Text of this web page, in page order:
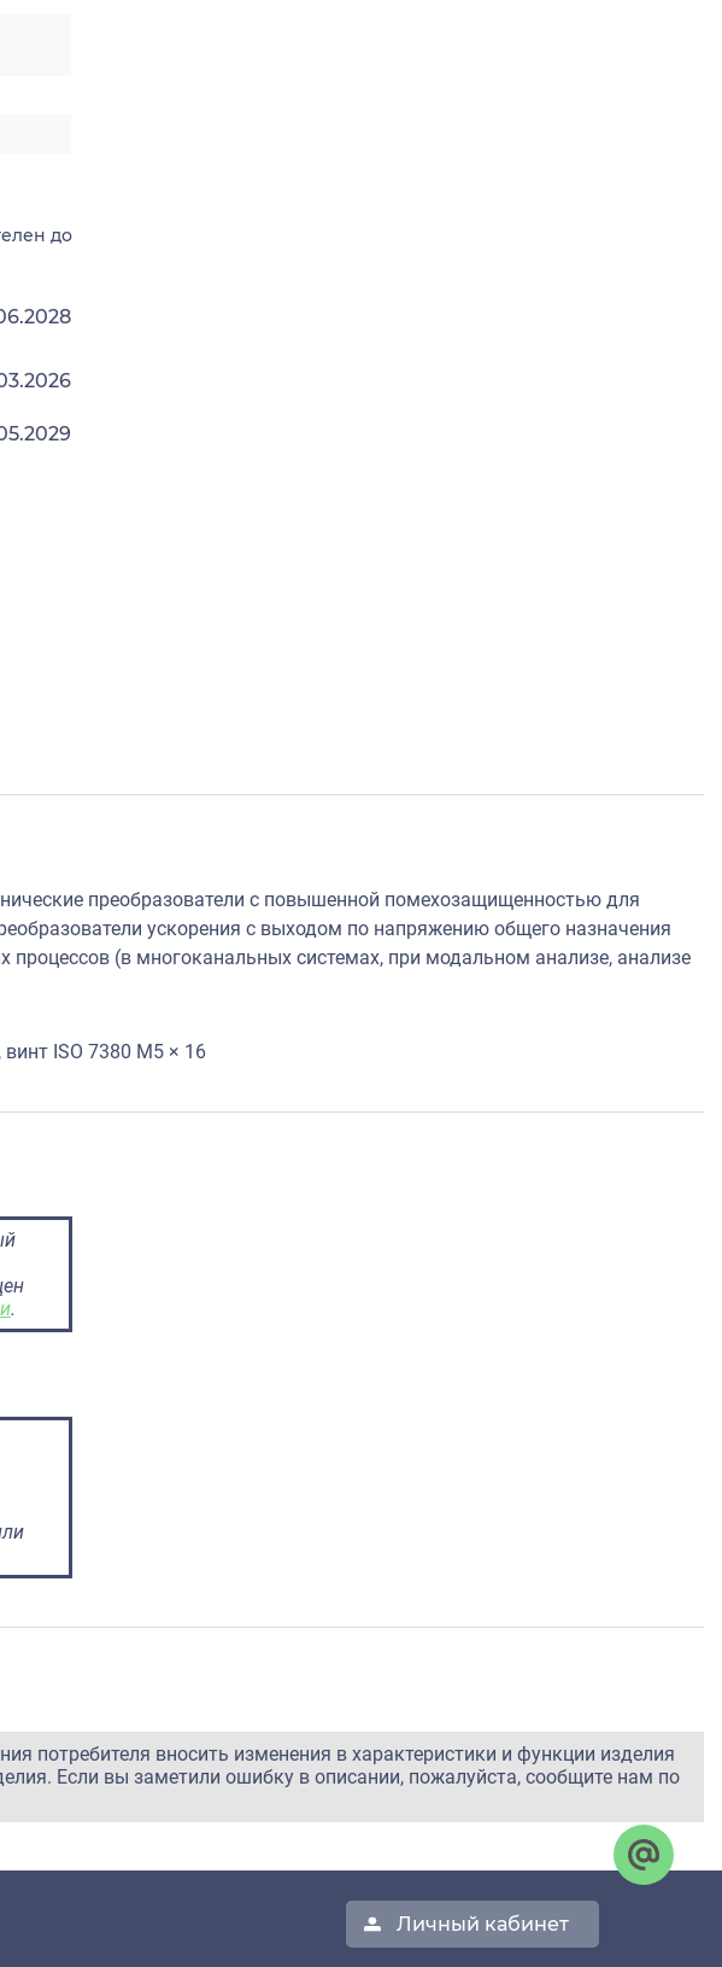
до
преобразователи с повышенной помехозащищенностью для
ускорения с выходом по напряжению общего назначения
(в многоканальных системах, при модальном анализе, анализе
ISO 7380 M5 × 16
.
потребителя вносить изменения в характеристики и функции изделия
Если вы заметили ошибку в описании, пожалуйста, сообщите нам по
Личный кабинет